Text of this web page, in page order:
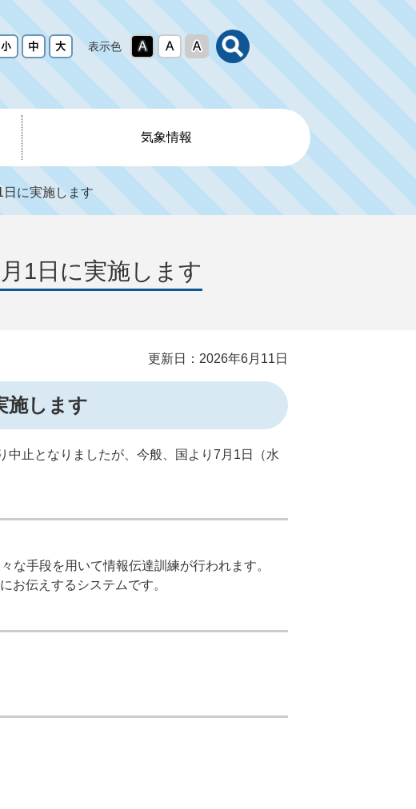
表示色
気象情報
に実施します
1日に実施します
更新日：2026年6月11日
施します
止となりましたが、今般、国より7月1日（水
な手段を用いて情報伝達訓練が行われます。
お伝えするシステムです。